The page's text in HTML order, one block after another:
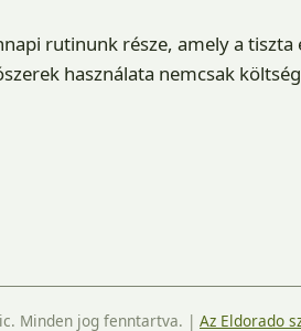
rutinunk része, amely a
használata nemcsak
Minden jog fenntartva. | Az Eldorado